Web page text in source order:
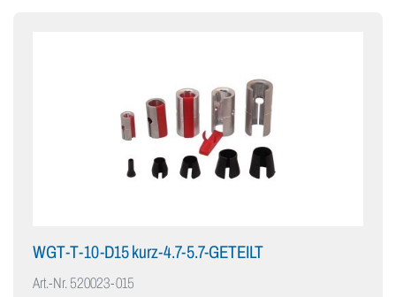
WGT-T-10-D15 kurz-4.7-5.7-GETEILT
Art.-Nr. 520023-015